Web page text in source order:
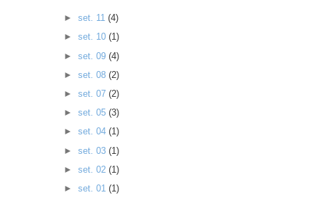
► set. 11 (4)
► set. 10 (1)
► set. 09 (4)
► set. 08 (2)
► set. 07 (2)
► set. 05 (3)
► set. 04 (1)
► set. 03 (1)
► set. 02 (1)
► set. 01 (1)